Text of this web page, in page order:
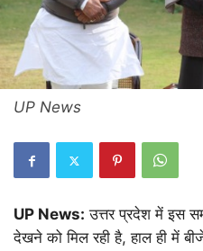
UP News
UP News: उत्तर प्रदेश में इस
देखने को मिल रही है, हाल ही में